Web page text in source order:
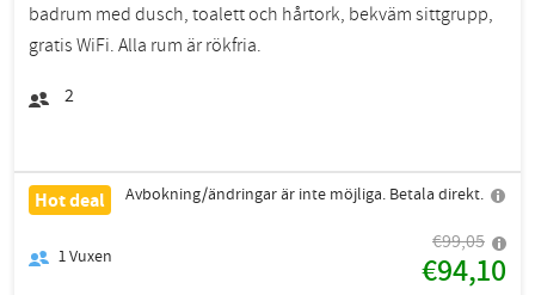
badrum med dusch, toalett och hårtork, bekväm sittgrupp,
gratis WiFi. Alla rum är rökfria.
2
Hot deal Avbokning/ändringar är inte möjliga. Betala direkt.
1Vuxen
€99,05
€94,10